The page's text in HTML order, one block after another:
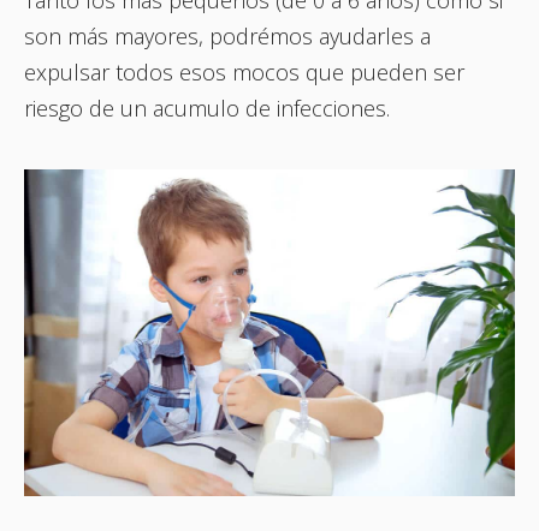
son más mayores, podrémos ayudarles a
expulsar todos esos mocos que pueden ser
riesgo de un acumulo de infecciones.